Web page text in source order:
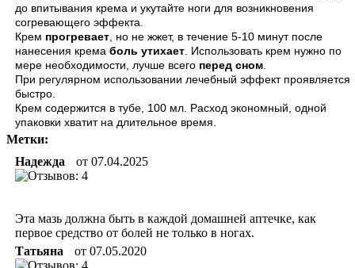
до впитывания крема и укутайте ноги для возникновения
согревающего эффекта.
Крем прогревает , но не жжет, в течение 5-10 минут после
нанесения крема боль утихает . Использовать крем нужно по
мере необходимости, лучше всего перед сном
При регулярном использовании лечебный эффект проявляется
быстро.
Крем содержится в тубе, 100 мл. Расход экономный, одной
упаковки хватит на длительное время.
Метки:
Надежда
от 07.04.2025
Эта мазь должна быть в каждой домашней аптечке, как
первое средство от болей не только в ногах.
Татьяна
от 07.05.2020